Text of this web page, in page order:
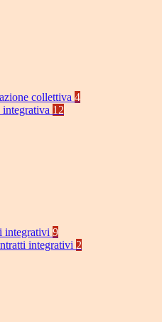
collettiva 4
12
integrativi 9
integrativi 2